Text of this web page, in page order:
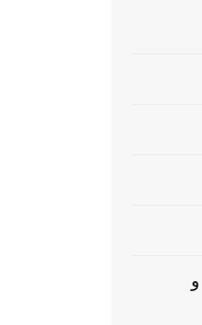
3 دي و